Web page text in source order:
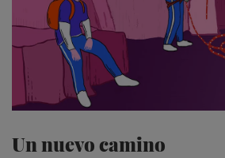
Un nuevo camino